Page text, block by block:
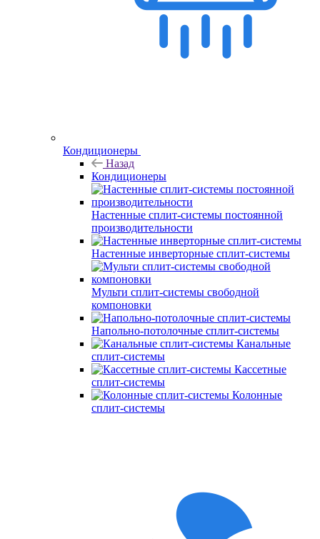
Кондиционеры
Назад
Кондиционеры
Настенные сплит-системы постоянной
производительности
Настенные инверторные сплит-системы
Мульти сплит-системы свободной
компоновки
Напольно-потолочные сплит-системы
Канальные
сплит-системы
Кассетные
сплит-системы
Колонные
сплит-системы